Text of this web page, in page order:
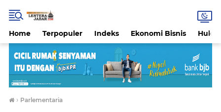
Home Terpopuler Indeks Ekonomi Bisnis
› Parlementaria